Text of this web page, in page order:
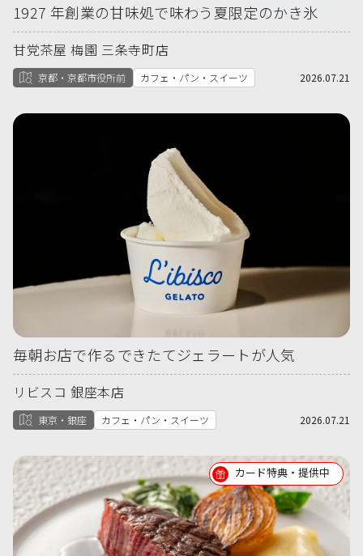
1927 年創業の甘味処で味わう夏限定のかき氷
甘党茶屋 梅園 三条寺町店
京都・京都市役所前 カフェ・パン・スイーツ 2026.07.21
毎朝お店で作るできたてジェラートが人気
リビスコ 銀座本店
東京・銀座 カフェ・パン・スイーツ 2026.07.21
カード特典・提供中